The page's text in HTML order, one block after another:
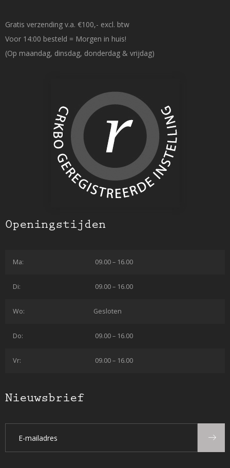
Gratis verzending v.a. €100,- excl. btw
Voor 14:00 besteld = Morgen in huis!
(Op maandag, dinsdag, donderdag & vrijdag)
Openingstijden
Ma: 09.00 – 16.00
Di: 09.00 – 16.00
Wo: Gesloten
Do: 09.00 – 16.00
Vr: 09.00 – 16.00
Nieuwsbrief